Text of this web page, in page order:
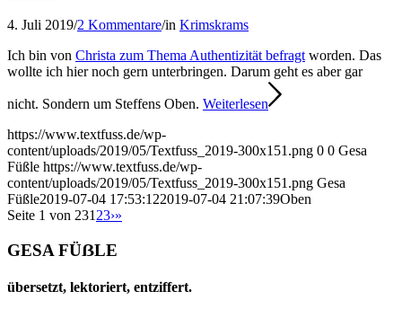
4. Juli 2019/2 Kommentare/in Krimskrams
Ich bin von Christa zum Thema Authentizität befragtworden. Das
wollte ich hier noch gern unterbringen. Darum geht es aber gar
nicht. Sondern um Steffens Oben. Weiterlesen
https://www.textfuss.de/wp-
content/uploads/2019/05/Textfuss_2019-300x151.png 0 0 Gesa
Füßle https://www.textfuss.de/wp-
content/uploads/2019/05/Textfuss_2019-300x151.png Gesa
Füßle2019-07-04 17:53:122019-07-04 21:07:39Oben
Seite 1 von 23123›»
GESA FÜẞLE
übersetzt, lektoriert, entziffert.